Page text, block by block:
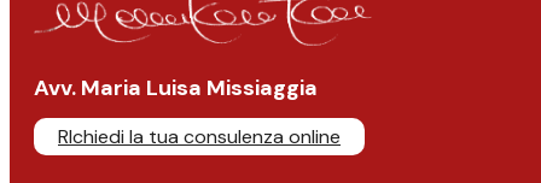
Avv. Maria Luisa Missiaggia
RIchiedi la tua consulenza online